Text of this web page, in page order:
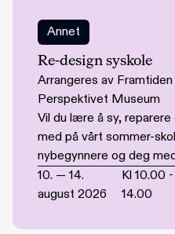
Annet
Re-design syskole
Arrangeres av
Perspektivet Museum
Vil du lære å sy,
med på vårt sommer-
nybegynnere og deg
10. — 14.
august 2026
Kl10.00 -
14.00